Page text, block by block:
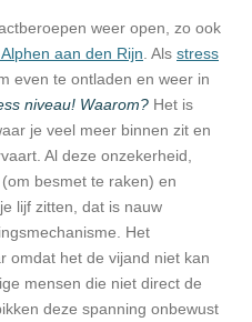
weer open, zo ook
aan den Rijn . Als stress
even te ontladen en weer in
niveau! Waarom? Het is
je veel meer binnen zit en
Al deze onzekerheid,
besmet te raken) en
lijf zitten, dat is nauw
Het
omdat het de vijand niet kan
mensen die niet direct de
deze spanning onbewust